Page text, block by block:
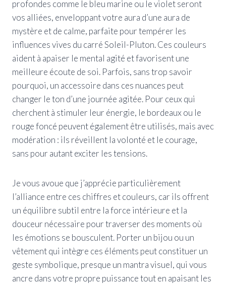
profondes comme le bleu marine ou le violet seront
vos alliées, enveloppant votre aura d’une aura de
mystère et de calme, parfaite pour tempérer les
influences vives du carré Soleil-Pluton. Ces couleurs
aident à apaiser le mental agité et favorisent une
meilleure écoute de soi. Parfois, sans trop savoir
pourquoi, un accessoire dans ces nuances peut
changer le ton d’une journée agitée. Pour ceux qui
cherchent à stimuler leur énergie, le bordeaux ou le
rouge foncé peuvent également être utilisés, mais avec
modération : ils réveillent la volonté et le courage,
sans pour autant exciter les tensions.
Je vous avoue que j’apprécie particulièrement
l’alliance entre ces chiffres et couleurs, car ils offrent
un équilibre subtil entre la force intérieure et la
douceur nécessaire pour traverser des moments où
les émotions se bousculent. Porter un bijou ou un
vêtement qui intègre ces éléments peut constituer un
geste symbolique, presque un mantra visuel, qui vous
ancre dans votre propre puissance tout en apaisant les